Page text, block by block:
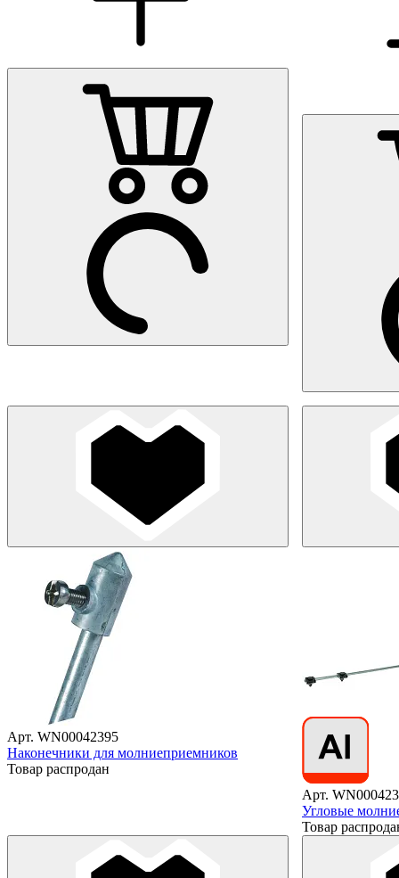
Арт. WN00042395
Наконечники для молниеприемников
Товар распродан
Арт.
Угловые
Товар